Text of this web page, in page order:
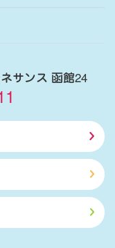
サンス 函館24